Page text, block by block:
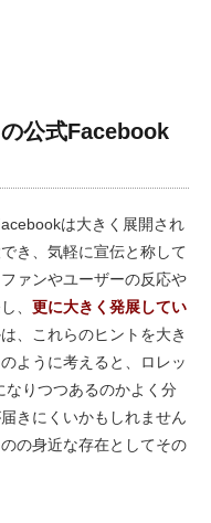
の公式Facebook
は大きく展開され
き、気軽に宣伝と称して
ァンやユーザーの反応や
、 更に大きく発展してい
、これらのヒントを大き
ように考えると、ロレッ
なりつつあるのかよく分
きにくいかもしれません
の身近な存在としてその